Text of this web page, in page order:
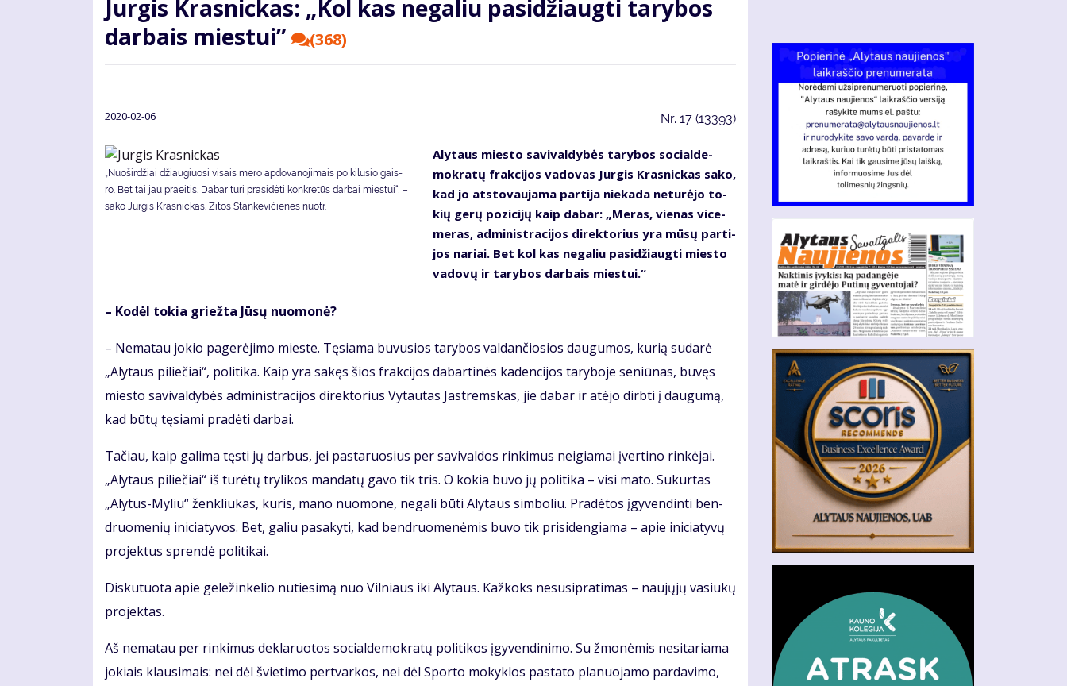
Jur­gis Kras­nic­kas: „Kol kas ne­ga­liu pa­si­džiaug­ti ta­ry­bos
dar­bais mies­tui”
(368)
2020-02-06 Nr. 17 (13393)
„Nuoširdžiai džiau­giuo­si vi­sais me­ro ap­do­va­no­ji­mais po ki­lu­sio gais­
ro. Bet tai jau praeitis. Da­bar tu­ri pra­si­dė­ti kon­kre­tūs dar­bai mies­tui“, –
sako Jurgis Krasnickas. Zi­tos Stan­ke­vi­čie­nės nuotr.
Aly­taus mies­to sa­vi­val­dy­bės ta­ry­bos so­cial­de­
mok­ra­tų frak­ci­jos va­do­vas Jur­gis Kras­nic­kas sa­ko,
kad jo at­sto­vau­ja­ma par­ti­ja nie­ka­da ne­tu­rė­jo to­
kių ge­rų po­zi­ci­jų kaip da­bar: „Me­ras, vie­nas vi­ce­
me­ras, ad­mi­nist­ra­ci­jos di­rek­to­rius yra mū­sų par­ti­
jos na­riai. Bet kol kas ne­ga­liu pa­si­džiaug­ti mies­to
va­do­vų ir ta­ry­bos dar­bais mies­tui.“
– Ko­dėl to­kia griež­ta Jū­sų nuo­mo­nė?
– Ne­ma­tau jo­kio pa­ge­rė­ji­mo mies­te. Tę­sia­ma bu­vu­sios ta­ry­bos val­dan­čio­sios dau­gu­mos, ku­rią su­da­rė
„Aly­taus pi­lie­čiai“, po­li­ti­ka. Kaip yra sa­kęs šios frak­ci­jos da­bar­ti­nės ka­den­ci­jos ta­ry­bo­je se­niū­nas, bu­vęs
mies­to sa­vi­val­dy­bės ad­mi­nist­ra­ci­jos di­rek­to­rius Vy­tau­tas Jast­rems­kas, jie da­bar ir at­ėjo dirb­ti į dau­gu­mą,
kad bū­tų tę­sia­mi pra­dė­ti dar­bai.
Ta­čiau, kaip ga­li­ma tęs­ti jų dar­bus, jei pas­ta­ruo­sius per sa­vi­val­dos rin­ki­mus ne­igia­mai įver­ti­no rin­kė­jai.
„Aly­taus pi­lie­čiai“ iš tu­rė­tų try­li­kos man­da­tų ga­vo tik tris. O ko­kia bu­vo jų po­li­ti­ka – vi­si ma­to. Su­kur­tas
„Aly­tus-My­liu“ žen­kliu­kas, ku­ris, ma­no nuo­mo­ne, ne­ga­li bū­ti Aly­taus sim­bo­liu. Pra­dė­tos įgy­ven­din­ti ben­
druo­me­nių ini­cia­ty­vos. Bet, ga­liu pa­sa­ky­ti, kad ben­druo­me­nė­mis bu­vo tik pri­si­den­gia­ma – apie ini­cia­ty­vų
pro­jek­tus spren­dė po­li­ti­kai.
Dis­ku­tuo­ta apie ge­le­žin­ke­lio nu­tie­si­mą nuo Vil­niaus iki Aly­taus. Kaž­koks nesu­si­pra­ti­mas – nau­jų­jų va­siu­kų
pro­jek­tas.
Aš ne­ma­tau per rin­ki­mus de­kla­ruo­tos so­cial­de­mok­ra­tų po­li­ti­kos įgy­ven­di­ni­mo. Su žmo­nė­mis ne­si­ta­ria­ma
jo­kiais klau­si­mais: nei dėl švie­ti­mo per­tvar­kos, nei dėl Spor­to mo­kyk­los pa­sta­to pla­nuo­ja­mo par­da­vi­mo,